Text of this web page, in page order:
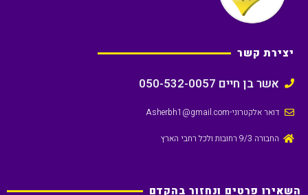
יצירת קשר
אשר בן חיים 050-532-0057
דואר אלקטרוני-Asherbh1@gmail.com
החבורה 9/3 רחובות ולכל רחבי הארץ
השאירו פרטים ונחזור בהקדם